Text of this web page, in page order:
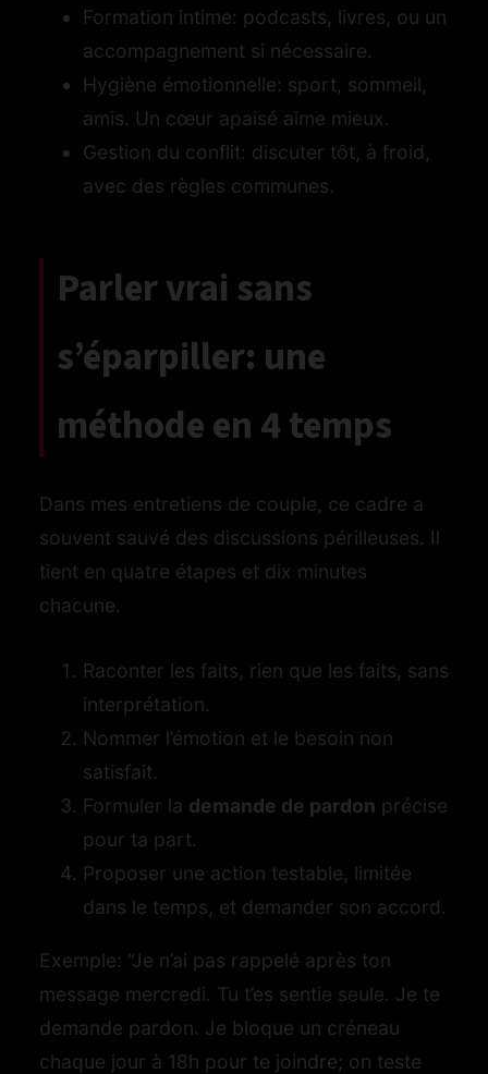
Formation intime: podcasts, livres, ou un
accompagnement si nécessaire.
Hygiène émotionnelle: sport, sommeil,
amis. Un cœur apaisé aime mieux.
Gestion du conflit: discuter tôt, à froid,
avec des règles communes.
Parler vrai sans
s’éparpiller: une
méthode en 4 temps
Dans mes entretiens de couple, ce cadre a
souvent sauvé des discussions périlleuses. Il
tient en quatre étapes et dix minutes
chacune.
Raconter les faits, rien que les faits, sans
interprétation.
Nommer l’émotion et le besoin non
satisfait.
Formuler la demande de pardon précise
pour ta part.
Proposer une action testable, limitée
dans le temps, et demander son accord.
Exemple: “Je n’ai pas rappelé après ton
message mercredi. Tu t’es sentie seule. Je te
demande pardon. Je bloque un créneau
chaque jour à 18h pour te joindre; on teste